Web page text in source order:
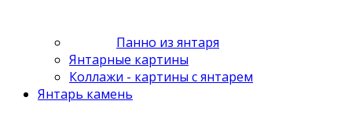
Панно из янтаря
Янтарные картины
Коллажи - картины с янтарем
Янтарь камень